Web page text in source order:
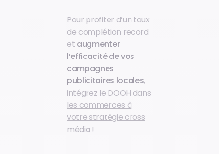
Pour profiter d’un taux
de complétion record
et augmenter
l’efficacité de vos
campagnes
publicitaires locales,
intégrez le DOOH dans
les commerces à
votre stratégie cross
média !